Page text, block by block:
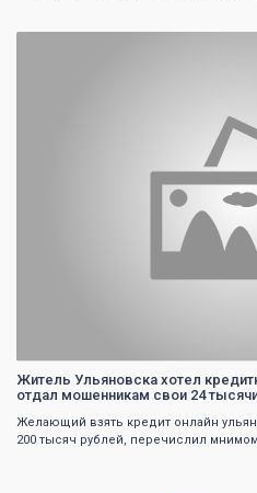
Житель Ульяновска хотел
отдал мошенникам свои 24
Желающий взять кредит онлайн
200 тысяч рублей, перечислил